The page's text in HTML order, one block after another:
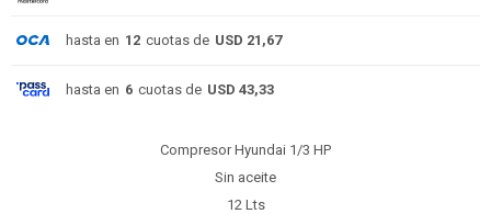
hasta en 12 cuotas de USD 21,67
hasta en 6 cuotas de USD 43,33
Compresor Hyundai 1/3 HP
Sin aceite
12 Lts